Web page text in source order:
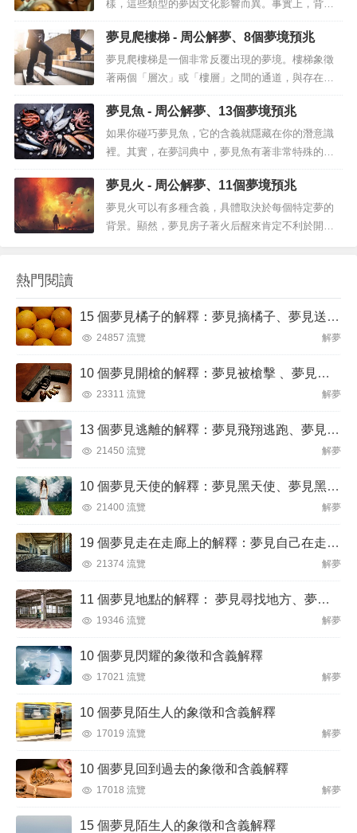
表了你對忘記單調的渴望，你對新體驗的渴望。然
而，根據飛行的結束方式和睡眠期間發生的...
樣，這些類型的夢因文化影響而異。事實上，背
景、出現的食物以及如何處理它們都取決於每種文
化的範式。這就是為什麼夢見吃東西有很多解釋。
今天，我們介紹最流行的上下文。有證據表明，圍
繞食物的夢境體驗在患有飲食失調症的人中很常
見。但並非所有我們關於夢見吃...
夢見爬樓梯 - 周公解夢、8個夢境預兆
夢見爬樓梯是一個非常反覆出現的夢境。樓梯象徵
著兩個「層次」或「樓層」之間的通道，與存在、
意識或個人成就有關：榮格特別指出，夢見爬樓梯
意味著一種內心的探索，從純粹的心理學角度來
看，這與對最深刻和最隱蔽的自我的“影響”的需求有
關。但是夢見爬樓梯是什麼意思呢？有不同的含義
及其解釋，它們基於圖像中“存在”的...
夢見魚 - 周公解夢、13個夢境預兆
如果你碰巧夢見魚，它的含義就隱藏在你的潛意識
裡。其實，在夢詞典中，夢見魚有著非常特殊的意
義。這些動物象徵著財富、能量和幸福，以及自
由，因為它們是總是在移動的動物。夢見雙魚座夢
中的雙魚座通常與無意識、生育、繁榮和轉變有
關。它們也可以代表我們最深的需求和願望。魚通
夢見火 - 周公解夢、11個夢境預兆
夢見火可以有多種含義，具體取決於每個特定夢的
背景。顯然，夢見房子著火后醒來肯定不利於開始
情感，如破壞、憤怒和慾望。它也可以具有某事結
束或新事物到來的含義。正如我們將看到...
熱門閱讀
15 個夢見橘子的解釋：夢見摘橘子、夢見送橘子
24857 流覽 解夢
10 個夢見開槍的解釋：夢見被槍擊 、夢見被槍威脅
23311 流覽 解夢
13 個夢見逃離的解釋：夢見飛翔逃跑、夢見逃離火焰
21450 流覽 解夢
10 個夢見天使的解釋：夢見黑天使、夢見黑暗天使
21400 流覽 解夢
19 個夢見走在走廊上的解釋：夢見自己在走廊裡迷路、夢見在走廊被搶劫
21374 流覽 解夢
11 個夢見地點的解釋： 夢見尋找地方、夢見突然換地
19346 流覽 解夢
10 個夢見閃耀的象徵和含義解釋
17021 流覽 解夢
10 個夢見陌生人的象徵和含義解釋
17019 流覽 解夢
10 個夢見回到過去的象徵和含義解釋
17018 流覽 解夢
15 個夢見陌生人的象徵和含義解釋